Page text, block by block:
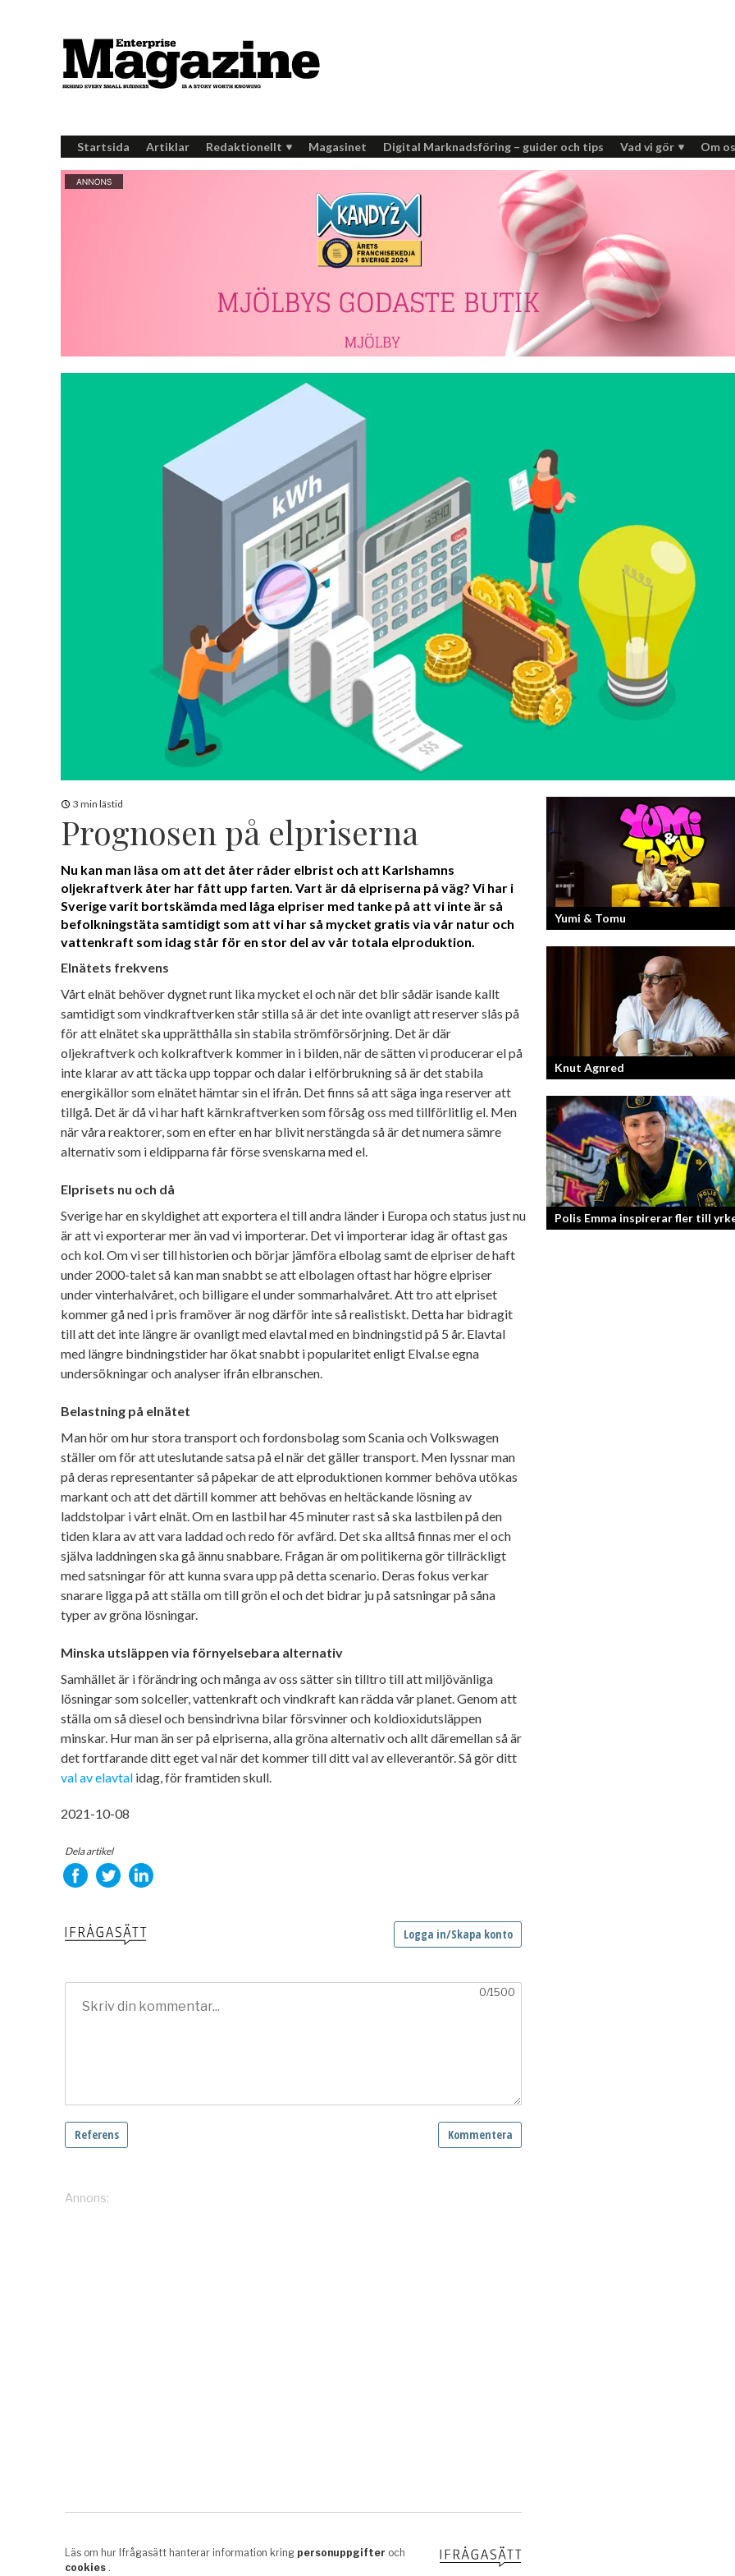
Startsida Artiklar Redaktionellt Magasinet Digital Marknadsföring – guider och tips Vad vi gör Om
3 min lästid
Prognosen på elpriserna
Nu kan man läsa om att det åter råder elbrist och att Karlshamns
oljekraftverk åter har fått upp farten. Vart är då elpriserna på väg? Vi har i
Sverige varit bortskämda med låga elpriser med tanke på att vi inte är så
befolkningstäta samtidigt som att vi har så mycket gratis via vår natur och
vattenkraft som idag står för en stor del av vår totala elproduktion.
Elnätets frekvens
Vårt elnät behöver dygnet runt lika mycket el och när det blir sådär isande kallt
samtidigt som vindkraftverken står stilla så är det inte ovanligt att reserver slås på
för att elnätet ska upprätthålla sin stabila strömförsörjning. Det är där
oljekraftverk och kolkraftverk kommer in i bilden, när de sätten vi producerar el på
inte klarar av att täcka upp toppar och dalar i elförbrukning så är det stabila
energikällor som elnätet hämtar sin el ifrån. Det finns så att säga inga reserver att
tillgå. Det är då vi har haft kärnkraftverken som försåg oss med tillförlitlig el. Men
när våra reaktorer, som en efter en har blivit nerstängda så är det numera sämre
alternativ som i eldipparna får förse svenskarna med el.
Elprisets nu och då
Sverige har en skyldighet att exportera el till andra länder i Europa och status just nu
är att vi exporterar mer än vad vi importerar. Det vi importerar idag är oftast gas
och kol. Om vi ser till historien och börjar jämföra elbolag samt de elpriser de haft
under 2000-talet så kan man snabbt se att elbolagen oftast har högre elpriser
under vinterhalvåret, och billigare el under sommarhalvåret. Att tro att elpriset
kommer gå ned i pris framöver är nog därför inte så realistiskt. Detta har bidragit
till att det inte längre är ovanligt med elavtal med en bindningstid på 5 år. Elavtal
med längre bindningstider har ökat snabbt i popularitet enligt Elval.se egna
undersökningar och analyser ifrån elbranschen.
Belastning på elnätet
Man hör om hur stora transport och fordonsbolag som Scania och Volkswagen
ställer om för att uteslutande satsa på el när det gäller transport. Men lyssnar man
på deras representanter så påpekar de att elproduktionen kommer behöva utökas
markant och att det därtill kommer att behövas en heltäckande lösning av
laddstolpar i vårt elnät. Om en lastbil har 45 minuter rast så ska lastbilen på den
tiden klara av att vara laddad och redo för avfärd. Det ska alltså finnas mer el och
själva laddningen ska gå ännu snabbare. Frågan är om politikerna gör tillräckligt
med satsningar för att kunna svara upp på detta scenario. Deras fokus verkar
snarare ligga på att ställa om till grön el och det bidrar ju på satsningar på såna
typer av gröna lösningar.
Minska utsläppen via förnyelsebara alternativ
Samhället är i förändring och många av oss sätter sin tilltro till att miljövänliga
lösningar som solceller, vattenkraft och vindkraft kan rädda vår planet. Genom att
ställa om så diesel och bensindrivna bilar försvinner och koldioxidutsläppen
minskar. Hur man än ser på elpriserna, alla gröna alternativ och allt däremellan så är
det fortfarande ditt eget val när det kommer till ditt val av elleverantör. Så gör ditt
val av elavtal idag, för framtiden skull.
2021-10-08
Dela artikel
Yumi & Tomu
Läs mer om deras liv som YouTubers
Knut Agnred
Knut Agnred är mannen och den
legenden inom spektakulära utfall och
dramatisk tänkvärdhet.
Polis Emma inspirerar fler till